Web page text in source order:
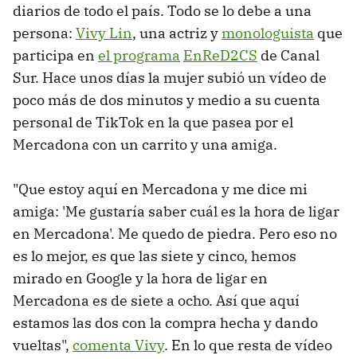
diarios de todo el país. Todo se lo debe a una
persona: Vivy Lin, una actriz ymonologuista que
participa en el programa EnReD2CS de Canal
Sur. Hace unos días la mujer subió un vídeo de
poco más de dos minutos y medio a su cuenta
personal de TikTok en la que pasea por el
Mercadona con un carrito y una amiga.
"Que estoy aquí en Mercadona y me dice mi
amiga: 'Me gustaría saber cuál es la hora de ligar
en Mercadona'. Me quedo de piedra. Pero eso no
es lo mejor, es que las siete y cinco, hemos
mirado en Google y la hora de ligar en
Mercadona es de siete a ocho. Así que aquí
estamos las dos con la compra hecha y dando
vueltas", comenta Vivy. En lo que resta de vídeo